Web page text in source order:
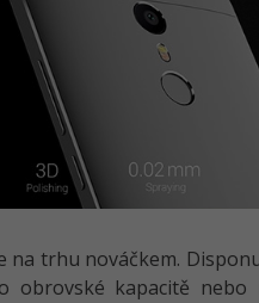
trhu nováčkem.
kapacitě